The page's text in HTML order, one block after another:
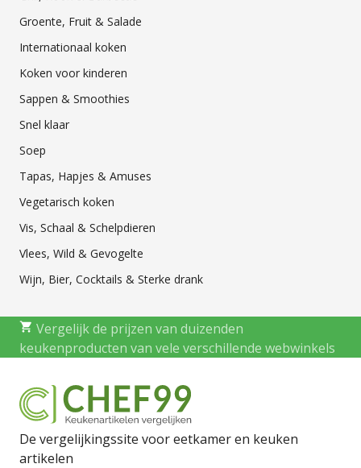
Groente, Fruit & Salade
Internationaal koken
Koken voor kinderen
Sappen & Smoothies
Snel klaar
Soep
Tapas, Hapjes & Amuses
Vegetarisch koken
Vis, Schaal & Schelpdieren
Vlees, Wild & Gevogelte
Wijn, Bier, Cocktails & Sterke drank
Vergelijk de prijzen van duizenden
keukenproducten van vele verschillende webwinkels
De vergelijkingssite voor eetkamer en keuken
artikelen